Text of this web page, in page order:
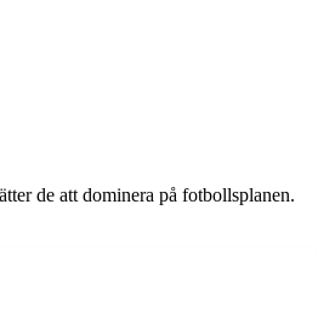
de att dominera på fotbollsplanen.